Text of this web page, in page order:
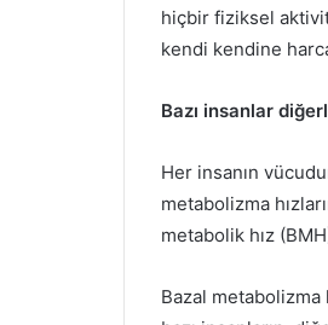
hiçbir fiziksel
kendi kendine
Bazı insanlar
Her insanın
metabolizma
metabolik hız
Bazal